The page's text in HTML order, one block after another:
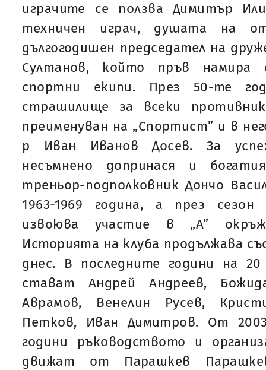
играчите се ползва Димитър
техничен играч, душата на
дългогодишен председател на
Султанов, който пръв намира
спортни екипи. През 50-те
страшилище за всеки
преименуван на „Спортист” и в
р Иван Иванов Досев. За
несъмнено допринася и
треньор-подполковник Дончо
1963-1969 година, а през сезон
извоюва участие в „А”
Историята на клуба продължава
днес. В последните години на
стават Андрей Андреев,
Аврамов, Венелин Русев,
Петков, Иван Димитров. От
години ръководството и
движат от Парашкев